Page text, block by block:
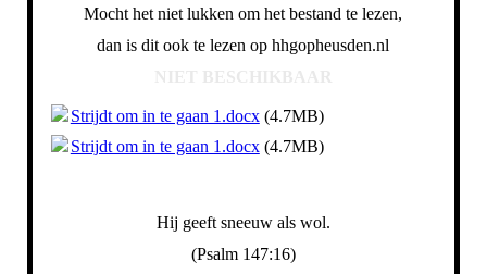
Mocht het niet lukken om het bestand te lezen,
dan is dit ook te lezen op hhgopheusden.nl
Strijdt om in te gaan 1.docx(4.7MB)
Strijdt om in te gaan 1.docx(4.7MB)
Hij geeft sneeuw als wol.
(Psalm 147:16)